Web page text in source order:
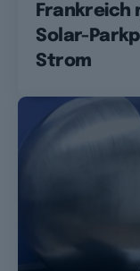
Frankreich
Solar-
Strom